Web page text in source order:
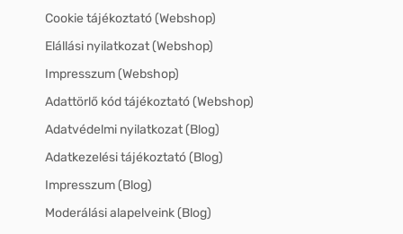
Cookie tájékoztató (Webshop)
Elállási nyilatkozat (Webshop)
Impresszum (Webshop)
Adattörlő kód tájékoztató (Webshop)
Adatvédelmi nyilatkozat (Blog)
Adatkezelési tájékoztató (Blog)
Impresszum (Blog)
Moderálási alapelveink (Blog)